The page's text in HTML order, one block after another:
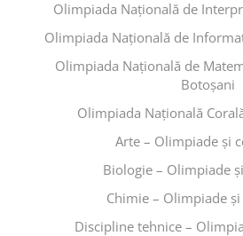
Olimpiada Națională de
Olimpiada Națională de
Olimpiada Națională de
Botoșani
Olimpiada Națională
Arte – Olimpiade și
Biologie – Olimpiade
Chimie – Olimpiade
Discipline tehnice –